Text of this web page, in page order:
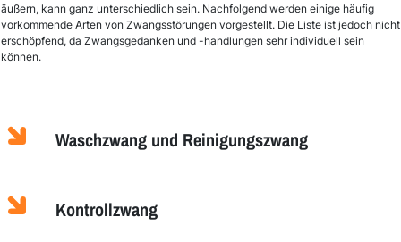
äußern, kann ganz unterschiedlich sein. Nachfolgend werden einige häufig
vorkommende Arten von Zwangsstörungen vorgestellt. Die Liste ist jedoch nicht
erschöpfend, da Zwangsgedanken und -handlungen sehr individuell sein
können.
Waschzwang und Reinigungszwang
Kontrollzwang